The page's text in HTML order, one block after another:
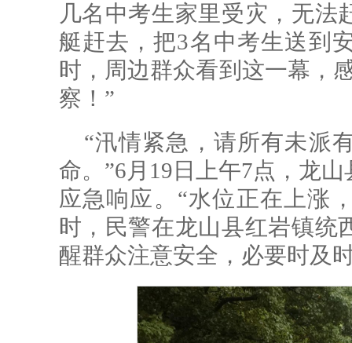
几名中考生家里受灾，无法
艇赶去，把3名中考生送到
时，周边群众看到这一幕，
察！”
“汛情紧急，请所有未派
命。”6月19日上午7点，龙
应急响应。“水位正在上涨
时，民警在龙山县红岩镇统
醒群众注意安全，必要时及